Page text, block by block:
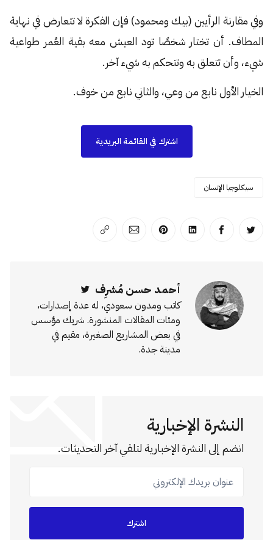
وفي مقارنة الرأيين (بيك ومحمود) فإن الفكرة لا تتعارض في نهاية
المطاف. أن تختار شخصًا تود العيش معه بقية العُمر طواعية
شيء، وأن تتعلق به وتتحكم به شيء آخر.
الخيار الأول نابع من وعي، والثاني نابع من خوف.
اشترك في القائمة البريدية
سيكلوجيا الإنسان
انشر على تويترانشر على الفيسبوك
انشر على لينكد إن
انشر على بينترست
انشر على الإيميل
انسخ الرابط
أحمد حسن مُشرِف
كاتب ومدون سعودي، له عدة إصدارات،
ومئات المقالات المنشورة. شريك مؤسس
في بعض المشاريع الصغيرة، مقيم في
مدينة جدة.
النشرة الإخبارية
انضم إلى النشرة الإخبارية لتلقي آخر التحديثات.
عنوان بريدك الإلكتروني
اشترك